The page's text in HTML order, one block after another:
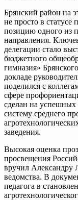
Брянский район на
не просто в статусе
позицию одного из
направления.
делегации стало
бюджетного
гимназия»
докладе
поделился с
сфере
сделан на успешных
систему среднего
заведения.
Высокая оценка
просвещения
вручил Александру
ведомства. В
педагога в